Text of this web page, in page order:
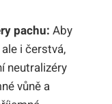
pachu: Aby
i čerstvá,
neutralizéry
vůně a